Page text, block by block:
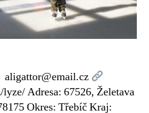
aligattor@email.cz
Adresa: 67526, Želetava
Okres: Třebíč Kraj: